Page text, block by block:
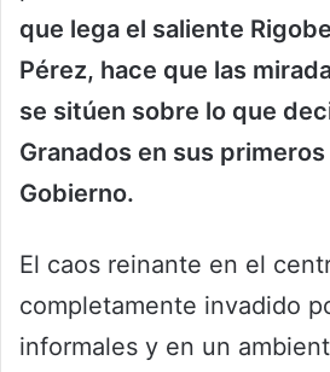
que lega el saliente
Pérez, hace que las
se sitúen sobre lo que
Granados en sus
Gobierno.
El caos reinante en el
completamente invadido
informales y en un